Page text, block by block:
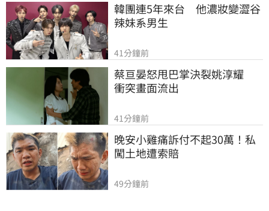
韓團連5年來台　他濃妝變澀谷
辣妹系男生
41分鐘前
蔡亘晏怒甩巴掌決裂姚淳耀
衝突畫面流出
41分鐘前
晚安小雞痛訴付不起30萬！私
闖土地遭索賠
49分鐘前